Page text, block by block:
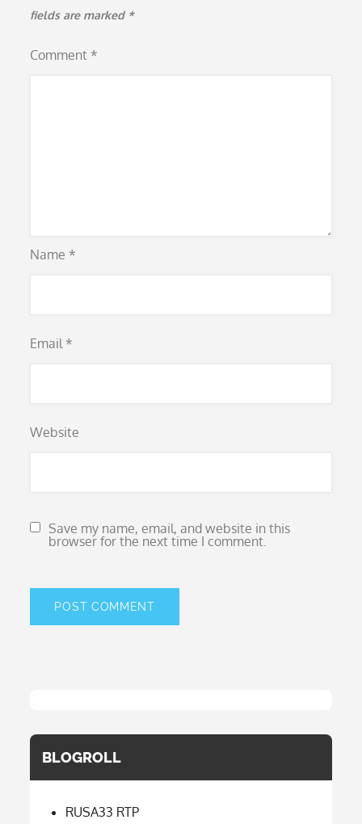
fields are marked *
Comment *
Name *
Email *
Website
Save my name, email, and website in this
browser for the next time I comment.
BLOGROLL
RUSA33 RTP